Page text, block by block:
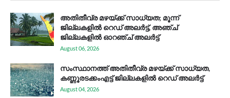
അതിതീവ്ര മഴയ്ക്ക് സാധ്യത; മൂന്ന്
ജില്ലകളിൽ റെഡ് അലർട്ട്, അഞ്ച്
ജില്ലകളിൽ ഓറഞ്ച് അലർട്ട്
August 06, 2026
സം​സ്ഥാ​ന​ത്ത് അ​തി​തീ​വ്ര മ​ഴ​യ്ക്ക് സാ​ധ്യ​ത,
കണ്ണൂരടക്കംഎ​ട്ട് ജി​ല്ല​ക​ളി​ൽ റെ​ഡ് അ​ലർ​ട്ട്
August 04, 2026